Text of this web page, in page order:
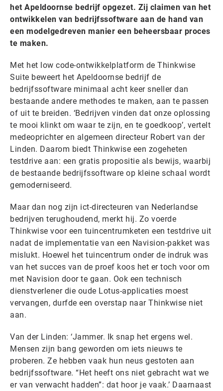
het Apeldoornse bedrijf opgezet. Zij claimen van het
ontwikkelen van bedrijfssoftware aan de hand van
een modelgedreven manier een beheersbaar proces
te maken.
Met het low code-ontwikkelplatform de Thinkwise
Suite beweert het Apeldoornse bedrijf de
bedrijfssoftware minimaal acht keer sneller dan
bestaande andere methodes te maken, aan te passen
of uit te breiden. ‘Bedrijven vinden dat onze oplossing
te mooi klinkt om waar te zijn, en te goedkoop’, vertelt
medeoprichter en algemeen directeur Robert van der
Linden. Daarom biedt Thinkwise een zogeheten
testdrive aan: een gratis propositie als bewijs, waarbij
de bestaande bedrijfssoftware op kleine schaal wordt
gemoderniseerd.
Maar dan nog zijn ict-directeuren van Nederlandse
bedrijven terughoudend, merkt hij. Zo voerde
Thinkwise voor een tuincentrumketen een testdrive uit
nadat de implementatie van een Navision-pakket was
mislukt. Hoewel het tuincentrum onder de indruk was
van het succes van de proef koos het er toch voor om
met Navision door te gaan. Ook een technisch
dienstverlener die oude Lotus-applicaties moest
vervangen, durfde een overstap naar Thinkwise niet
aan.
Van der Linden: ‘Jammer. Ik snap het ergens wel.
Mensen zijn bang geworden om iets nieuws te
proberen. Ze hebben vaak hun neus gestoten aan
bedrijfssoftware. “Het heeft ons niet gebracht wat we
er van verwacht hadden”: dat hoor je vaak.’ Daarnaast